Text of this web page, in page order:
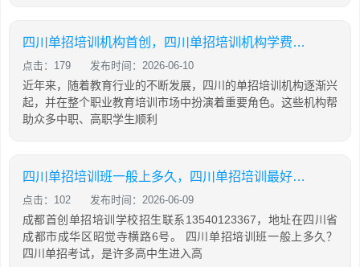
四川单招培训机构首创，四川单招培训机构学费大概是多少
点击：179 发布时间：2026-06-10
近年来，随着教育行业的不断发展，四川的单招培训机构逐渐兴
起，并在整个职业教育培训市场中扮演着重要角色。这些机构帮
助众多中职、高职学生顺利
四川单招培训班一般上多久，四川单招培训最好的学校
点击：102 发布时间：2026-06-09
成都首创单招培训学校招生联系13540123367，地址在四川省
成都市成华区昭觉寺横路6号。 四川单招培训班一般上多久？
四川单招考试，是许多高中生进入高